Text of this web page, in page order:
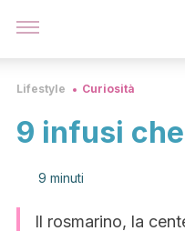
Lifestyle Curiosità
9 infusi
9 minuti
Il rosmarino, la